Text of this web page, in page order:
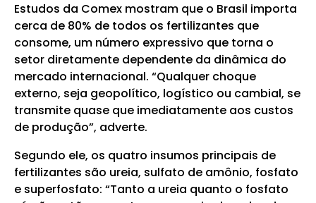
Estudos da Comex mostram que o Brasil importa
cerca de 80% de todos os fertilizantes que
consome, um número expressivo que torna o
setor diretamente dependente da dinâmica do
mercado internacional. “Qualquer choque
externo, seja geopolítico, logístico ou cambial, se
transmite quase que imediatamente aos custos
de produção”, adverte.
Segundo ele, os quatro insumos principais de
fertilizantes são ureia, sulfato de amônio, fosfato
e superfosfato: “Tanto a ureia quanto o fosfato